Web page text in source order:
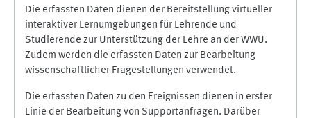
Die erfassten Daten dienen der Bereitstellung virtueller
interaktiver Lernumgebungen für Lehrende und
Studierende zur Unterstützung der Lehre an der WWU.
Zudem werden die erfassten Daten zur Bearbeitung
wissenschaftlicher Fragestellungen verwendet.
Die erfassten Daten zu den Ereignissen dienen in erster
Linie der Bearbeitung von Supportanfragen. Darüber